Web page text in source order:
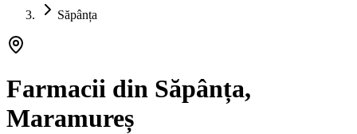
Săpânța
Farmacii din Săpânța,
Maramureș